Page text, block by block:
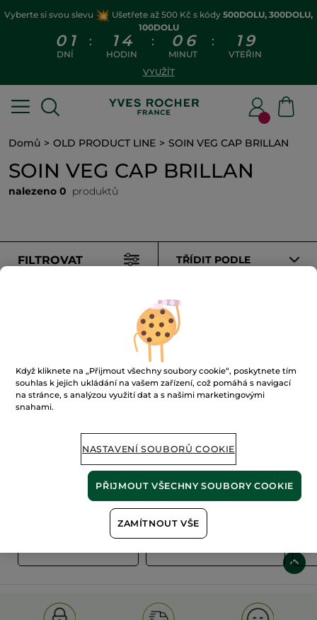
Vyberte si svou slevu Ušetřete až 500 Kč s kódy 500DOLU, 300DOLU,
100DOLU
0 1
DNÍ
: 1 4
HODIN
: 0 6
MINUT
: 1 9
VTEŘIN
VYUŽÍT
Domů OLD PRODUCT LINE SOIN VEG CAP BRILLAN
SOIN VEG CAP BRILLAN
nalezeno 0 produktů
FILTROVAT TŘÍDIT PODLE
100%rostlinné
extrakty
60 hektarů
ekologických polí
Zobrazit více
Když kliknete na „Přijmout všechny soubory cookie“, poskytnete tím
souhlas k jejich ukládání na vašem zařízení, což pomáhá s navigací
na stránce, s analýzou využití dat a s našimi marketingovými
snahami.
NASTAVENÍ SOUBORŮ COOKIE
ZAMÍTNOUT VŠE
PŘIJMOUT VŠECHNY SOUBORY COOKIE